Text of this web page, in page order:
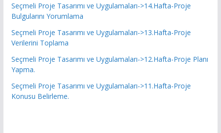
Seçmeli Proje Tasarımı ve Uygulamaları->14.Hafta-Proje
Bulgularını Yorumlama
Seçmeli Proje Tasarımı ve Uygulamaları->13.Hafta-Proje
Verilerini Toplama
Seçmeli Proje Tasarımı ve Uygulamaları->12.Hafta-Proje Planı
Yapma.
Seçmeli Proje Tasarımı ve Uygulamaları->11.Hafta-Proje
Konusu Belirleme.